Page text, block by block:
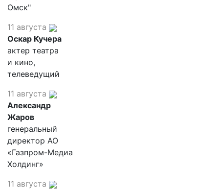
Омск"
11 августа
Оскар Кучера
актер театра
и кино,
телеведущий
11 августа
Александр
Жаров
генеральный
директор АО
«Газпром-Медиа
Холдинг»
11 августа